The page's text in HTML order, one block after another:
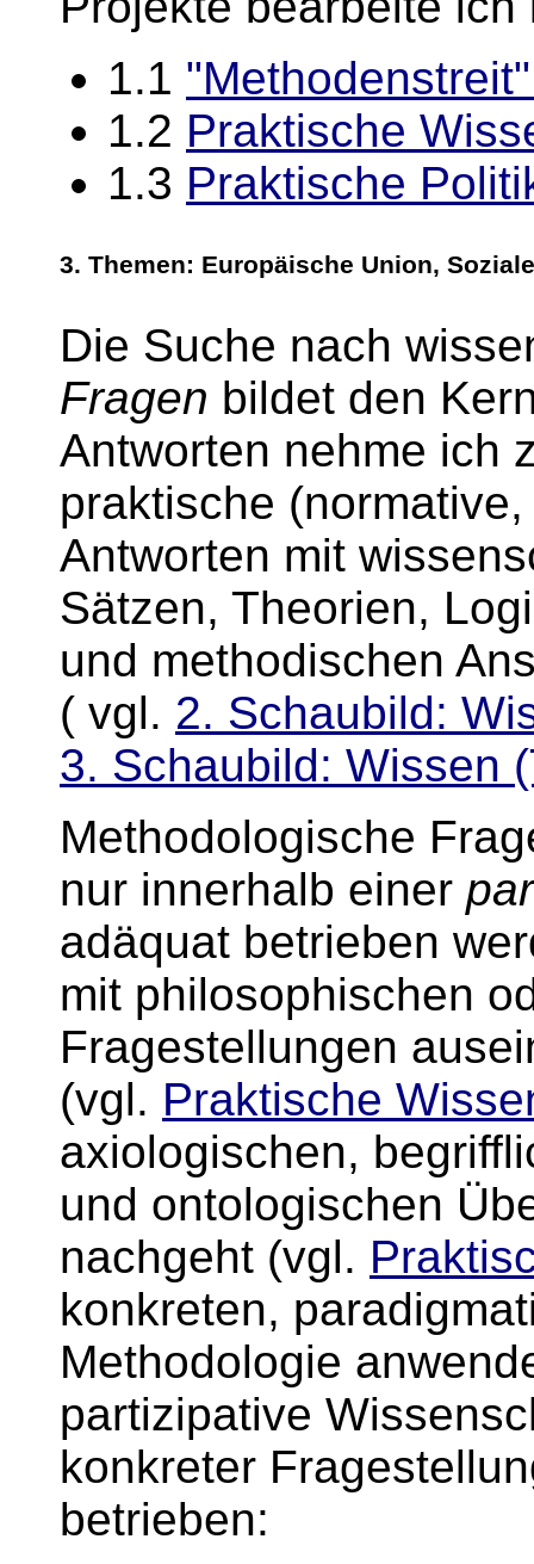
1.1
1.2 Praktische
1.3 Praktische
3. Themen: Europäische Union,
Die Suche nach
Fragen bildet den
Antworten nehme ich
praktische
Antworten mit
Sätzen, Theorien,
und methodischen
( vgl. 2. Schaubild:
3. Schaubild: Wissen
Methodologische
nur innerhalb einer
adäquat betrieben
mit philosophischen
Fragestellungen
(vgl. Praktische
axiologischen,
und ontologischen
nachgeht (vgl.
konkreten,
Methodologie
partizipative
konkreter
betrieben: